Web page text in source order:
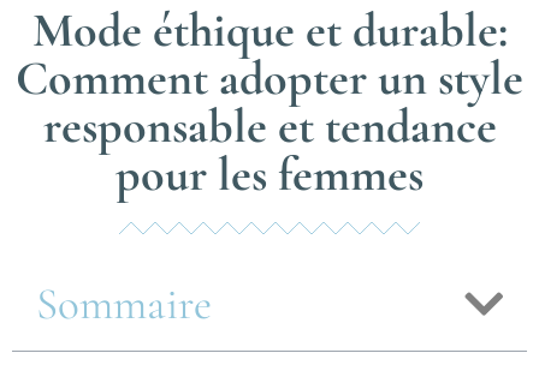
Mode éthique et durable:
Comment adopter un style
responsable et tendance
pour les femmes
Sommaire